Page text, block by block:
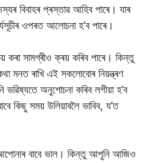
বিবাহৰ প্ৰস্তাৱ আহিব পাৰে। যাৰ
ওপৰত আলোচনা হ’ব পাৰে।
সামগ্ৰীও ক্ৰয় কৰিব পাৰে। কিন্তু
মনত ৰাখি এই সকলোবোৰ নিয়ন্ত্ৰণ
অনুশোচনা কৰিব লগীয়া হ’ব
কিছু সময় উলিয়াবলৈ ভাবিব, য’ত
বাবে ভাল। কিন্তু আপুনি আজিও